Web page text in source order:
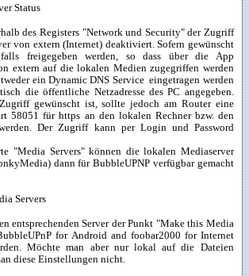
des Registers "Network und Security" der Zugriff
von extern (Internet) deaktiviert. Sofern gewünscht
freigegeben werden, so dass über die App
extern auf die lokalen Medien zugegriffen werden
ein Dynamic DNS Service eingetragen werden
die öffentliche Netzadresse des PC angegeben.
gewünscht ist, sollte jedoch am Router eine
58051 für https an den lokalen Rechner bzw. den
Der Zugriff kann per Login und Password
"Media Servers" können die lokalen Mediaserver
dann für BubbleUPNP verfügbar gemacht
entsprechenden Server der Punkt "Make this Media
for Android and foobar2000 for Internet
Möchte man aber nur lokal auf die Dateien
diese Einstellungen nicht.